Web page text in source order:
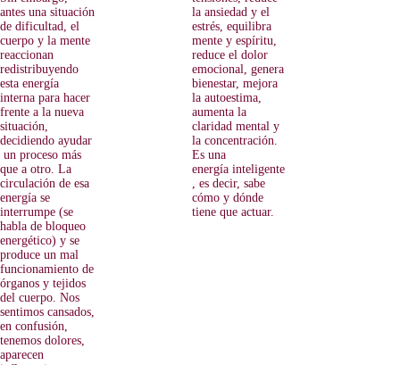
antes una situación
de dificultad, el
cuerpo y la mente
reaccionan
redistribuyendo
esta energía
interna para hacer
frente a la nueva
situación,
decidiendo ayudar
un proceso más
que a otro. La
circulación de esa
energía se
interrumpe (se
habla de bloqueo
energético) y se
produce un mal
funcionamiento de
órganos y tejidos
del cuerpo. Nos
sentimos cansados,
en confusión,
tenemos dolores,
aparecen
la ansiedad y el
estrés, equilibra
mente y espíritu,
reduce el dolor
emocional, genera
bienestar, mejora
la autoestima,
aumenta la
claridad mental y
la concentración.
Es una
energía inteligente
, es decir, sabe
cómo y dónde
tiene que actuar.